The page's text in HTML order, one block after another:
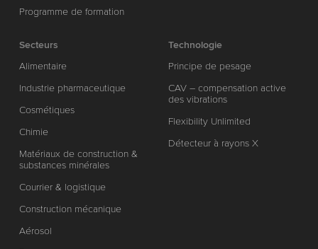
Programme de formation
Secteurs
Alimentaire
Industrie pharmaceutique
Cosmétiques
Chimie
Matériaux de construction &
substances minérales
Courrier & logistique
Construction mécanique
Aérosol
Technologie
Principe de pesage
CAV – compensation active
des vibrations
Flexibility Unlimited
Détecteur à rayons X